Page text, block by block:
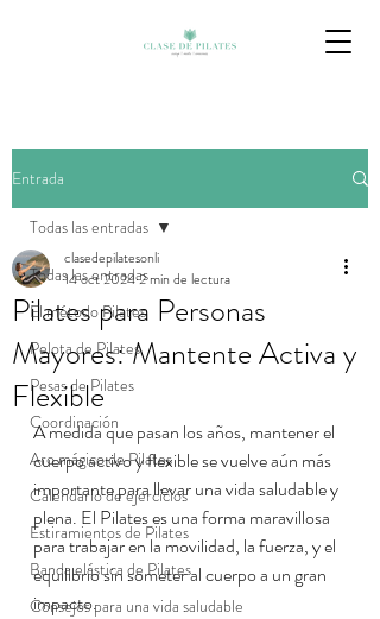
Entrada
Todas las entradas
El método Pilates
Pelota de Pilates
Pesas de Pilates
Coordinación
Aro mágico de Pilates
Calendario de ejercicios
Estiramientos de Pilates
Banda elástica de Pilates
Consejos para una vida saludable
Todas las entradas
Pilates para Personas
Mayores: Mantente Activa y
Flexible
clasedepilatesonli
14 oct 20242 min de lectura
A medida que pasan los años, mantener el
cuerpo activo y flexible se vuelve aún más
importante para llevar una vida saludable y
plena. El Pilates es una forma maravillosa
para trabajar en la movilidad, la fuerza, y el
equilibrio sin someter al cuerpo a un gran
impacto.